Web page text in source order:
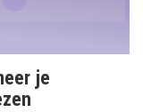
je